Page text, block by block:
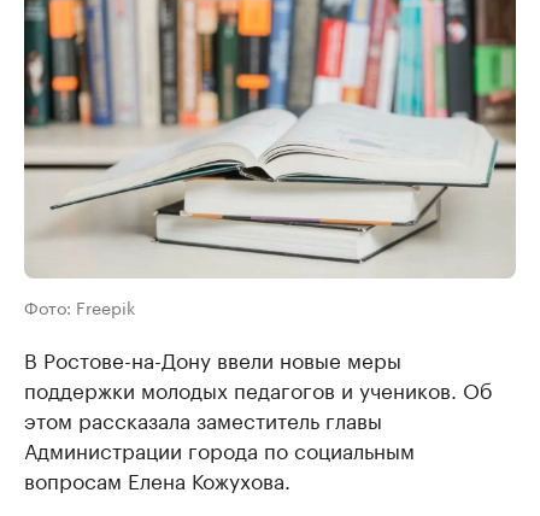
Фото: Freepik
В Ростове-на-Дону ввели новые меры
поддержки молодых педагогов и учеников. Об
этом рассказала заместитель главы
Администрации города по социальным
вопросам Елена Кожухова.